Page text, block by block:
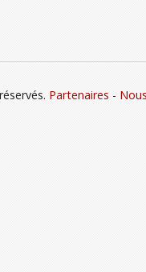
Partenaires -